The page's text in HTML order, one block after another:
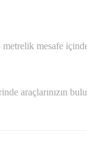
metrelik mesafe
araçlarınızın